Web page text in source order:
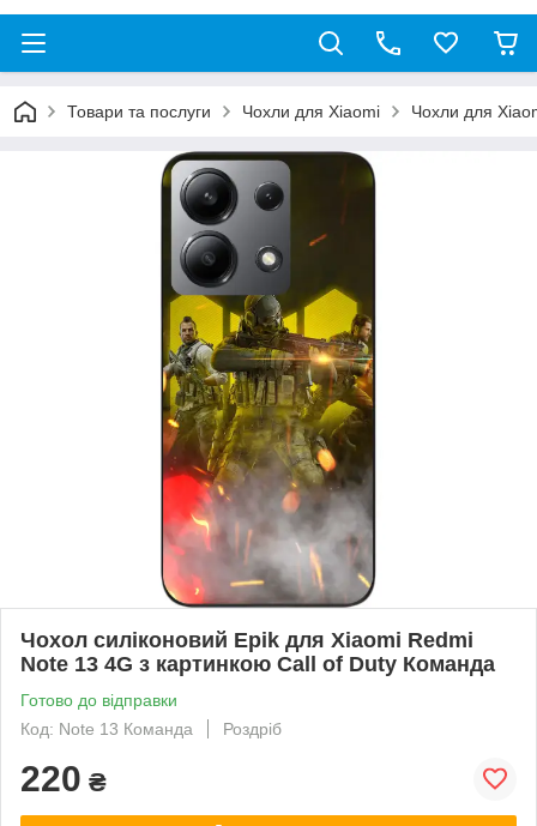
Товари та послуги Чохли для Xiaomi Чохли для
Чохол силіконовий Epik для Xiaomi Redmi
Note 13 4G з картинкою Call of Duty Команда
Готово до відправки
Код: Note 13 Команда
Роздріб
220 ₴